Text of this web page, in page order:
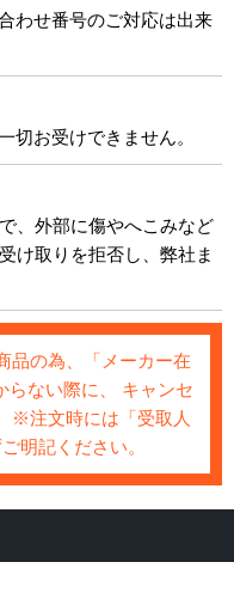
わせ番号のご対応は出来
切お受けできません。
、外部に傷やへこみなど
け取りを拒否し、弊社ま
品の為、「メーカー在
らない際に、 キャンセ
※注文時には「受取人
明記ください。